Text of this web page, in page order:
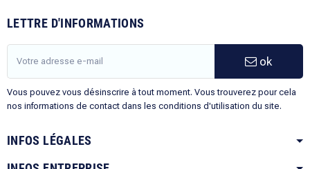
LETTRE D'INFORMATIONS
ok
Vous pouvez vous désinscrire à tout moment. Vous trouverez pour cela
nos informations de contact dans les conditions d'utilisation du site.
INFOS LÉGALES